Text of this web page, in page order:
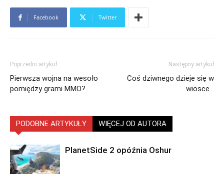
Facebook Twitter
Poprzedni artykuł
Pierwsza wojna na wesoło
pomiędzy grami MMO?
Następny artykuł
Coś dziwnego dzieje się w
wiosce…
PODOBNE ARTYKUŁY WIĘCEJ OD AUTORA
PlanetSide 2 opóźnia Oshur